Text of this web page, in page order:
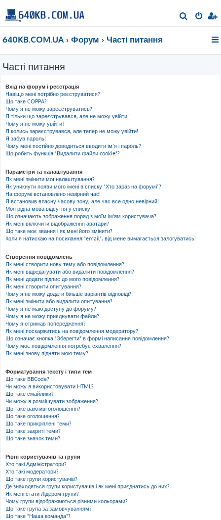
о
640KB.COM.UA Форум Часті питання
Часті питання
Вхід на форум і реєстрація
Навіщо мені потрібно реєструватися?
Що таке COPPA?
Чому я не можу зареєструватись?
Я тільки що зареєструвався, але не можу увійти!
Чому я не можу увійти?
Я колись зареєструвався, але тепер не можу увійти!
Я забув пароль!
Чому мені постійно доводиться вводити ім’я і пароль?
Що робить функція "Видалити файли cookie"?
Параметри та налаштування
Як мені змінити мої налаштування?
Як уникнути появи мого імені в списку "Хто зараз на форумі"?
На форумі встановлено невірний час!
Я встановив власну часову зону, але час все одно невірний!
Моя рідна мова відсутня у списку!
Що означають зображення поряд з моїм ім'ям користувача?
Як мені включити відображення аватари?
Що таке моє звання і як мені його змінити?
Коли я натискаю на посилання "email", від мене вимагається залогуватись!
Створення повідомлень
Як мені створити нову тему або повідомлення?
Як мені відредагувати або видалити повідомлення?
Як мені додати підпис до мого повідомлення?
Як мені створити опитування?
Чому я не можу додати більше варіантів відповіді?
Як мені змінити або видалити опитування?
Чому я не маю доступу до форуму?
Чому я не можу приєднувати файли?
Чому я отримав попередження?
Як мені поскаржитись на повідомлення модератору?
Що означає кнопка "Зберегти" в формі написання повідомлення?
Чому моє повідомлення потребує схвалення?
Як мені знову підняти мою тему?
Форматування тексту і типи тем
Що таке BBCode?
Чи можу я використовувати HTML?
Що таке смайлики?
Чи можу я розміщувати зображення?
Що таке важливі оголошення?
Що таке оголошення?
Що таке прикріплені теми?
Що таке закриті теми?
Що таке значок теми?
Рівні користувачів та групи
Хто такі Адміністратори?
Хто такі модератори?
Що таке групи користувачів?
Де знаходяться групи користувачів і як мені приєднатись до них?
Як мені стати Лідером групи?
Чому групи відображаються різними кольорами?
Що таке група за замовчуванням?
Що таке "Наша команда"?